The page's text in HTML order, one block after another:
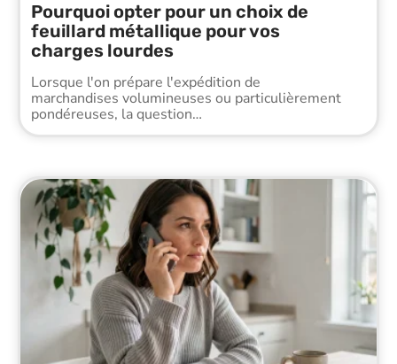
Pourquoi opter pour un choix de
feuillard métallique pour vos
charges lourdes
Lorsque l'on prépare l'expédition de
marchandises volumineuses ou particulièrement
pondéreuses, la question…